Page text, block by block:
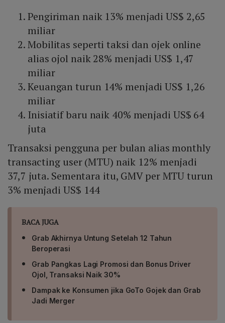
Pengiriman naik 13% menjadi US$ 2,65
miliar
Mobilitas seperti taksi dan ojek online
alias ojol naik 28% menjadi US$ 1,47
miliar
Keuangan turun 14% menjadi US$ 1,26
miliar
Inisiatif baru naik 40% menjadi US$ 64
juta
Transaksi pengguna per bulan alias monthly
transacting user (MTU) naik 12% menjadi
37,7 juta. Sementara itu, GMV per MTU turun
3% menjadi US$ 144
BACA JUGA
Grab Akhirnya Untung Setelah 12 Tahun
Beroperasi
Grab Pangkas Lagi Promosi dan Bonus Driver
Ojol, Transaksi Naik 30%
Dampak ke Konsumen jika GoTo Gojek dan Grab
Jadi Merger